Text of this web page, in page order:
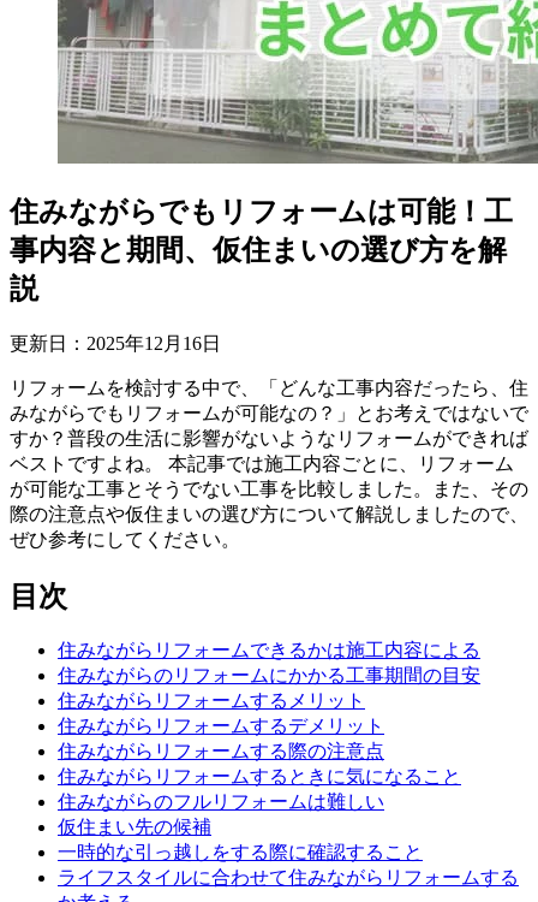
住みながらでもリフォームは可能！工
事内容と期間、仮住まいの選び方を解
説
更新日： 2025年12 月 16日
リフォームを検討する中で、「どんな工事内容だったら、住
みながらでもリフォームが可能なの？」とお考えではないで
すか？普段の生活に影響がないようなリフォームができれば
ベストですよね。 本記事では施工内容ごとに、リフォーム
が可能な工事とそうでない工事を比較しました。また、その
際の注意点や仮住まいの選び方について解説しましたので、
ぜひ参考にしてください。
目次
住みながらリフォームできるかは施工内容による
住みながらのリフォームにかかる工事期間の目安
住みながらリフォームするメリット
住みながらリフォームするデメリット
住みながらリフォームする際の注意点
住みながらリフォームするときに気になること
住みながらのフルリフォームは難しい
仮住まい先の候補
一時的な引っ越しをする際に確認すること
ライフスタイルに合わせて住みながらリフォームする